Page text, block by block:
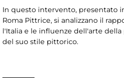
In questo intervento, presentato
Roma Pittrice, si analizzano il
l'Italia e le influenze dell'arte
del suo stile pittorico.